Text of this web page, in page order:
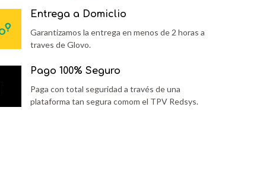
Entrega a Domiclio
Garantizamos la entrega en menos de 2 horas a
traves de Glovo.
Pago 100% Seguro
Paga con total seguridad a través de una
plataforma tan segura comom el TPV Redsys.